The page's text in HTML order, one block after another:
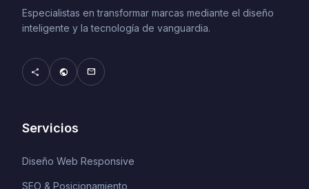
Especialistas en transformar marcas mediante el diseño
inteligente y la tecnología de vanguardia.
share public mail
Servicios
Diseño Web Responsive
SEO & Posicionamiento